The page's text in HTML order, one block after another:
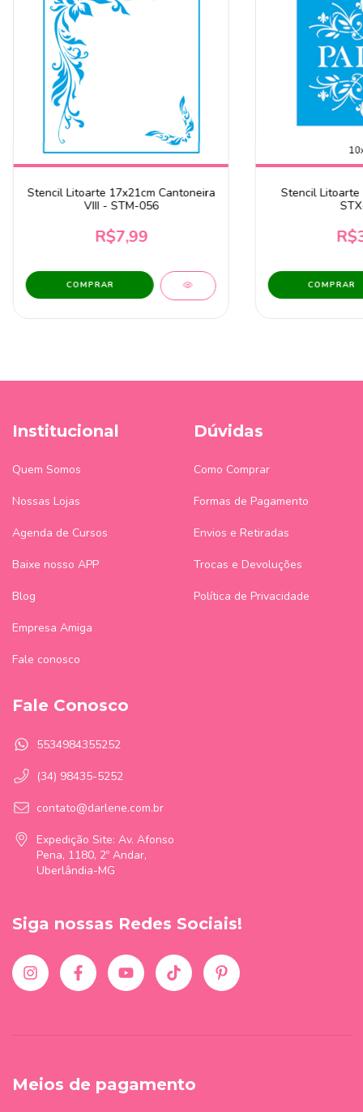
Stencil Litoarte 17x21cm Cantoneira
VIII - STM-056
R$7,99
Stencil Litoarte
Institucional
Quem Somos
Nossas Lojas
Agenda de Cursos
Baixe nosso APP
Blog
Empresa Amiga
Fale conosco
Dúvidas
Como Comprar
Formas de Pagamento
Envios e Retiradas
Trocas e Devoluções
Política de Privacidade
Fale Conosco
5534984355252
(34) 98435-5252
contato@darlene.com.br
Expedição Site: Av. Afonso
Pena, 1180, 2º Andar,
Uberlândia-MG
Siga nossas Redes Sociais!
Meios de pagamento